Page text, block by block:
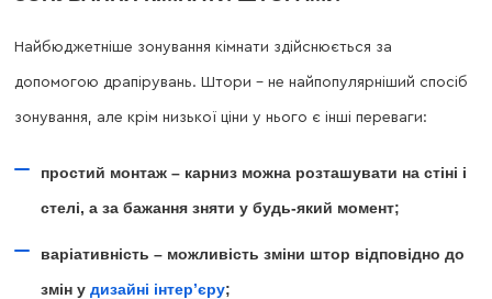
Найбюджетніше зонування кімнати здійснюється за
допомогою драпірувань. Штори – не найпопулярніший спосіб
зонування, але крім низької ціни у нього є інші переваги:
простий монтаж – карниз можна розташувати на стіні і
стелі, а за бажання зняти у будь-який момент;
варіативність – можливість зміни штор відповідно до
змін у дизайні інтер’єру;